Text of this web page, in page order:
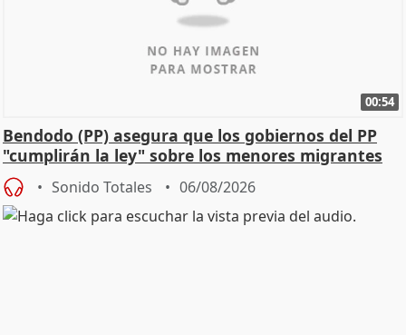
00:54
Bendodo (PP) asegura que los gobiernos del PP
"cumplirán la ley" sobre los menores migrantes
Sonido Totales 06/08/2026